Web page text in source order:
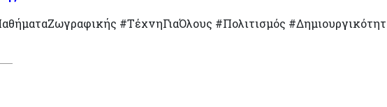
#ΤέχνηΓιαΌλους #Πολιτισμός